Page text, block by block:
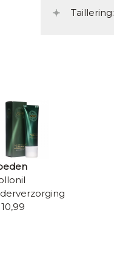
Taillering: